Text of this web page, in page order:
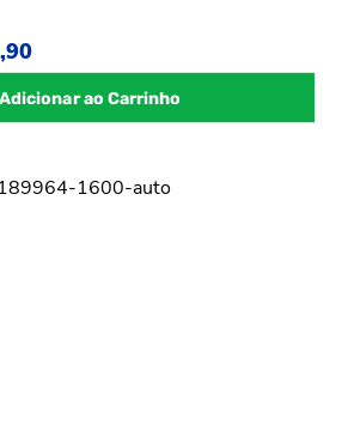
sem juros
Adicionar ao Carrinho